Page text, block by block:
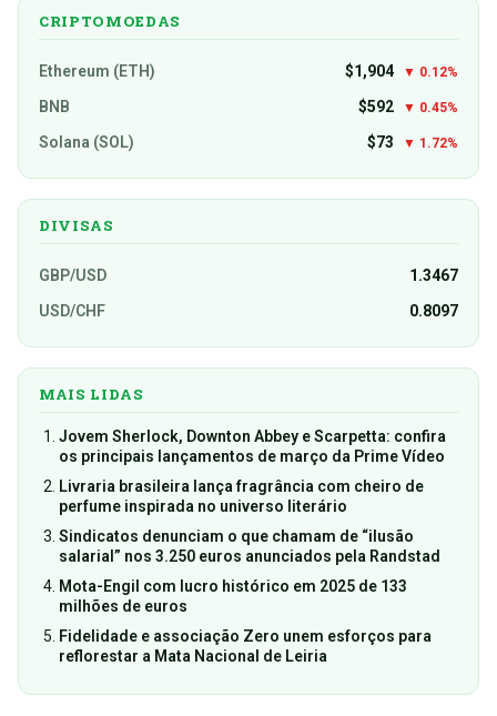
CRIPTOMOEDAS
Ethereum (ETH) $1,904 ▼ 0.12%
BNB $592 ▼ 0.45%
Solana (SOL) $73 ▼ 1.72%
DIVISAS
GBP/USD
1.3467
USD/CHF
0.8097
MAIS LIDAS
Jovem Sherlock, Downton Abbey e Scarpetta: confira
os principais lançamentos de março da Prime Vídeo
Livraria brasileira lança fragrância com cheiro de
perfume inspirada no universo literário
Sindicatos denunciam o que chamam de “ilusão
salarial” nos 3.250 euros anunciados pela Randstad
Mota-Engil com lucro histórico em 2025 de 133
milhões de euros
Fidelidade e associação Zero unem esforços para
reflorestar a Mata Nacional de Leiria